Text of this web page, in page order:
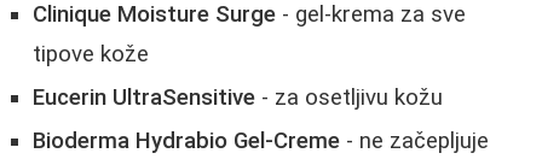
Clinique Moisture Surge - gel-krema za sve
tipove kože
Eucerin UltraSensitive - za osetljivu kožu
Bioderma Hydrabio Gel-Creme - ne začepljuje